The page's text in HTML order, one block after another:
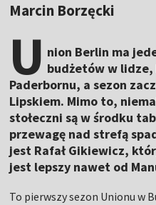
Marcin Borzęcki
U nion Berlin ma
budżetów w
Paderbornu, a sezon
Lipskiem. Mimo to,
stołeczni są w środku
przewagę nad strefą
jest Rafał Gikiewicz,
jest lepszy nawet od
To pierwszy sezon Unionu w